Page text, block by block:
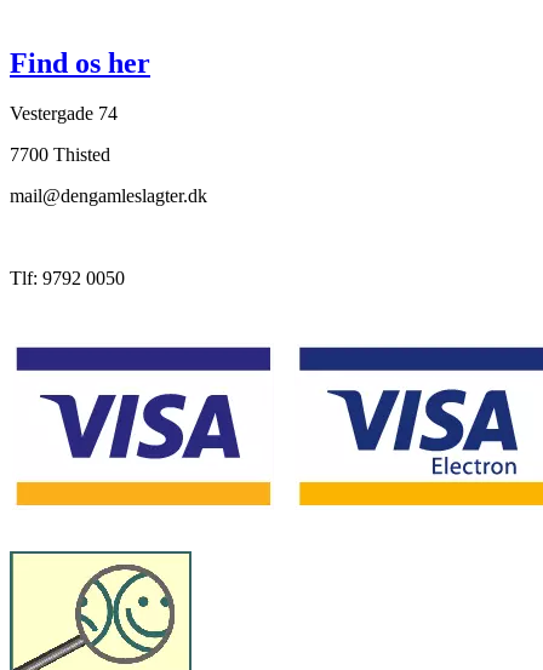
Find os her
Vestergade 74
7700 Thisted
mail@dengamleslagter.dk
Tlf: 9792 0050